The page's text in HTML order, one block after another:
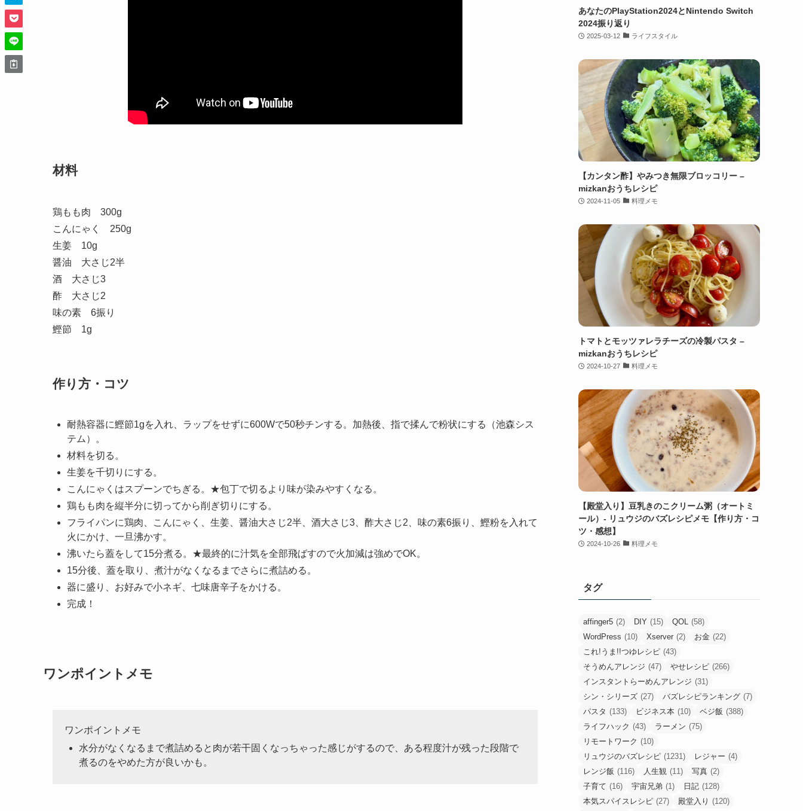
材料
鶏もも肉 300g
こんにゃく 250g
生姜 10g
醤油 大さじ2半
酒 大さじ3
酢 大さじ2
味の素 6振り
鰹節 1g
作り方・コツ
耐熱容器に鰹節1gを入れ、ラップをせずに600Wで50秒チンする。加熱後、指で揉んで粉状にする（池森シス
テム）。
材料を切る。
生姜を千切りにする。
こんにゃくはスプーンでちぎる。★包丁で切るより味が染みやすくなる。
鶏もも肉を縦半分に切ってから削ぎ切りにする。
フライパンに鶏肉、こんにゃく、生姜、醤油大さじ2半、酒大さじ3、酢大さじ2、味の素6振り、鰹粉を入れて
火にかけ、一旦沸かす。
沸いたら蓋をして15分煮る。★最終的に汁気を全部飛ばすので火加減は強めでOK。
15分後、蓋を取り、煮汁がなくなるまでさらに煮詰める。
器に盛り、お好みで小ネギ、七味唐辛子をかける。
完成！
ワンポイントメモ
ワンポイントメモ
水分がなくなるまで煮詰めると肉が若干固くなっちゃった感じがするので、ある程度汁が残った段階で
煮るのをやめた方が良いかも。
あなたのPlayStation2024とNintendo Switch
2024振り返り
2025-03-12 ライフスタイル
【カンタン酢】やみつき無限ブロッコリー –
mizkanおうちレシピ
2024-11-05 料理メモ
トマトとモッツァレラチーズの冷製パスタ –
mizkanおうちレシピ
2024-10-27 料理メモ
【殿堂入り】豆乳きのこクリーム粥（オートミ
ール）- リュウジのバズレシピメモ【作り方・コ
ツ・感想】
2024-10-26 料理メモ
タグ
affinger5 (2) DIY (15) QOL (58)
WordPress (10) Xserver (2) お金 (22)
これ!うま!!つゆレシピ (43)
そうめんアレンジ (47) やせレシピ (266)
インスタントらーめんアレンジ (31)
シン・シリーズ (27) バズレシピランキング (7)
パスタ (133) ビジネス本 (10) ベジ飯 (388)
ライフハック (43) ラーメン (75)
リモートワーク (10)
リュウジのバズレシピ (1231) レジャー (4)
レンジ飯 (116) 人生観 (11) 写真 (2)
子育て (16) 宇宙兄弟 (1) 日記 (128)
本気スパイスレシピ (27) 殿堂入り (120)